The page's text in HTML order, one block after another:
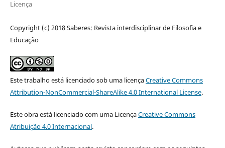
Licença
Copyright (c) 2018 Saberes: Revista interdisciplinar de Filosofia e
Educação
Este trabalho está licenciado sob uma licençaCreative Commons
Attribution-NonCommercial-ShareAlike 4.0 International License.
Este obra está licenciado com uma LicençaCreative Commons
Atribuição 4.0 Internacional.